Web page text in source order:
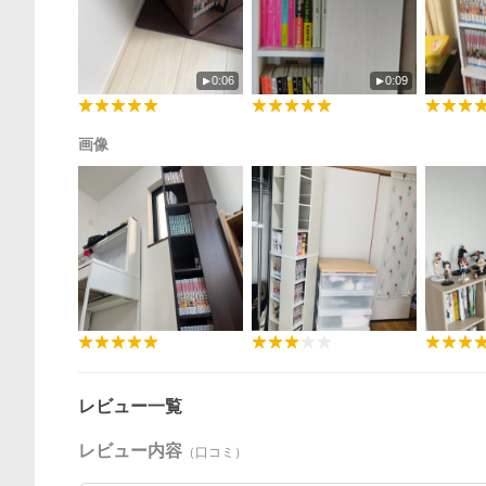
0:06 0:09
画像
レビュー一覧
レビュー内容 （口コミ）